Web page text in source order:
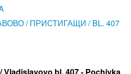
/ ПРИСТИГАЩИ / BL. 407
Vladislavovo bl. 407 - Pochivka